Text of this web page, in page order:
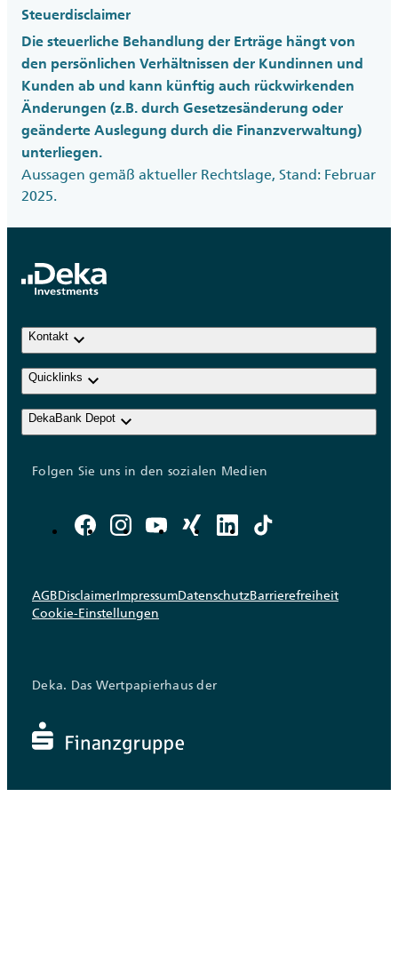
Steuerdisclaimer
Die steuerliche Behandlung der Erträge hängt von
den persönlichen Verhältnissen der Kundinnen und
Kunden ab und kann künftig auch rückwirkenden
Änderungen (z.B. durch Gesetzesänderung oder
geänderte Auslegung durch die Finanzverwaltung)
unterliegen.
Aussagen gemäß aktueller Rechtslage, Stand: Februar
2025.
Kontakt keyboard_arrow_down
Quicklinks keyboard_arrow_down
DekaBank Depot keyboard_arrow_down
Folgen Sie uns in den sozialen Medien
AGBDisclaimerImpressumDatenschutzBarrierefreiheit
Cookie-Einstellungen
Deka. Das Wertpapierhaus der